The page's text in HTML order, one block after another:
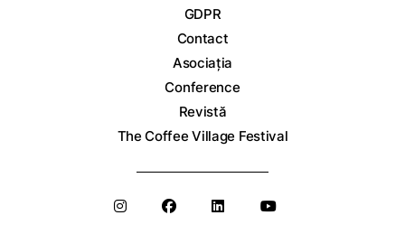
GDPR
Contact
Asociația
Conference
Revistă
The Coffee Village Festival